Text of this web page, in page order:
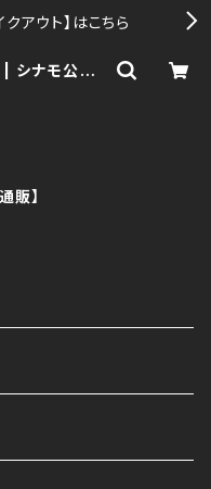
アウト】はこちら
| シナモ公式
販】